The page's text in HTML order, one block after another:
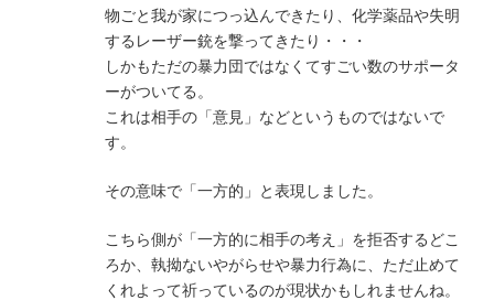
物ごと我が家につっ込んできたり、化学薬品や失明
するレーザー銃を撃ってきたり・・・
しかもただの暴力団ではなくてすごい数のサポータ
ーがついてる。
これは相手の「意見」などというものではないで
す。
その意味で「一方的」と表現しました。
こちら側が「一方的に相手の考え」を拒否するどこ
ろか、執拗ないやがらせや暴力行為に、ただ止めて
くれよって祈っているのが現状かもしれませんね。